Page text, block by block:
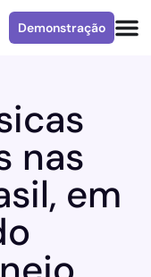
Demonstração
nas
em